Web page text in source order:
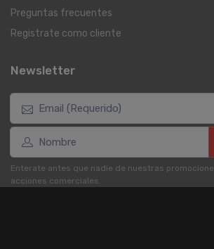
Preguntas frecuentes
Registrate como cliente
Newsletter
Enterate antes que nadie de nuestras
acciones comerciales.